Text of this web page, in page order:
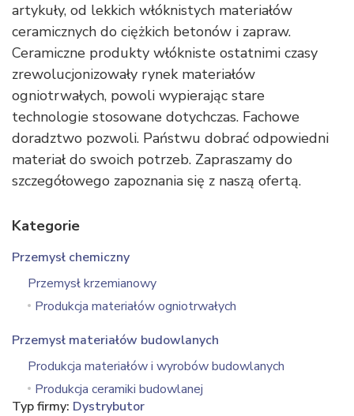
artykuły, od lekkich włóknistych materiałów
ceramicznych do ciężkich betonów i zapraw.
Ceramiczne produkty włókniste ostatnimi czasy
zrewolucjonizowały rynek materiałów
ogniotrwałych, powoli wypierając stare
technologie stosowane dotychczas. Fachowe
doradztwo pozwoli. Państwu dobrać odpowiedni
materiał do swoich potrzeb. Zapraszamy do
szczegółowego zapoznania się z naszą ofertą.
Kategorie
Przemysł chemiczny
Przemysł krzemianowy
Produkcja materiałów ogniotrwałych
Przemysł materiałów budowlanych
Produkcja materiałów i wyrobów budowlanych
Produkcja ceramiki budowlanej
Typ firmy: Dystrybutor